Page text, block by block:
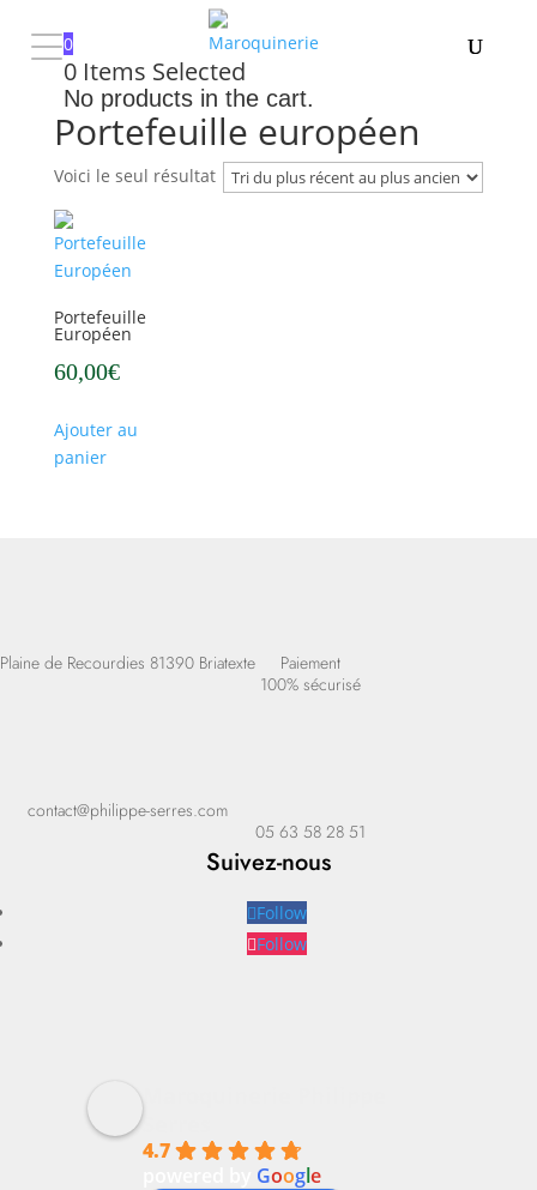
0
0 Items Selected
No products in the cart.
Accueil/ Produits identifiés “Portefeuille européen”
Portefeuille européen
Voici le seul résultat
Portefeuille
Européen
60,00€
Ajouter au
panier
Plaine de Recourdies 81390 Briatexte
contact@philippe-serres.com
Paiement
100% sécurisé
05 63 58 28 51
Suivez-nous
Follow
Follow
Serres
4.7
Google